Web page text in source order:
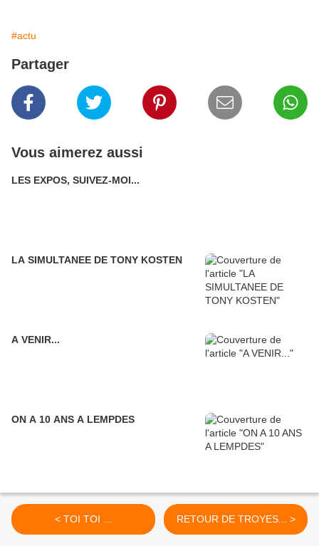
#actu
Partager
Vous aimerez aussi
LES EXPOS, SUIVEZ-MOI...
LA SIMULTANEE DE TONY KOSTEN
A VENIR...
ON A 10 ANS A LEMPDES
< TOI TOI ... RETOUR DE TROYES... >